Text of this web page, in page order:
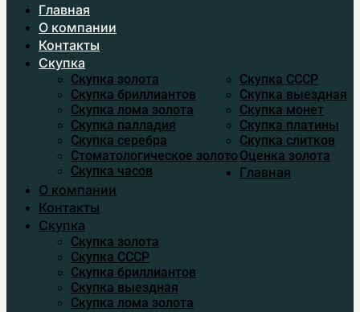
Главная
О компании
Контакты
Скупка
Скупка золота
Скупка CCСР
Скупка бриллиантов
Скупка выездная
Скупка лома золота
Скупка монет
Скупка палладия
Скупка платины
Скупка серебра
Скупка слитков
Стоматологическое золотоОценка золота
Скупка часов
Главная
О компании
Контакты
Скупка
Скупка золота
Скупка CCСР
Скупка бриллиантов
Скупка выездная
Скупка лома золота